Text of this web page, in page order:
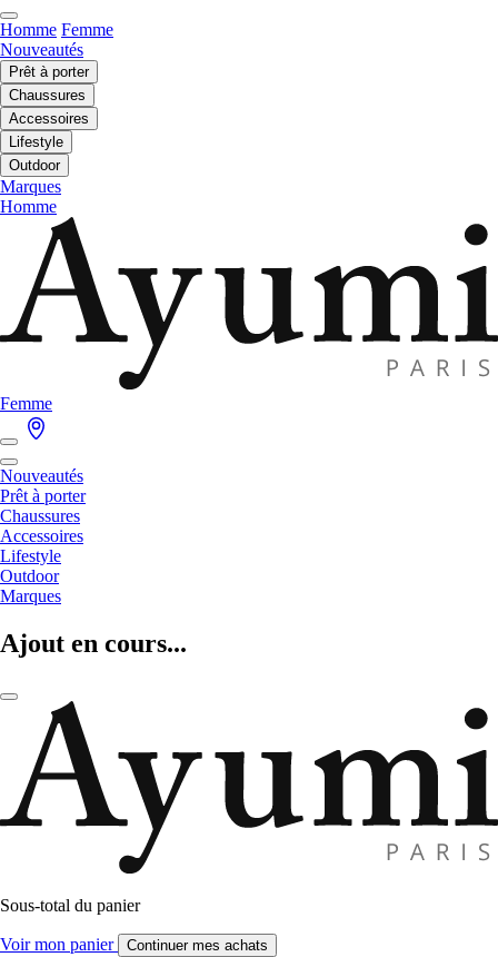
Homme Femme
Nouveautés
Prêt à porter
Chaussures
Accessoires
Lifestyle
Outdoor
Marques
Homme
Femme
Nouveautés
Prêt à porter
Chaussures
Accessoires
Lifestyle
Outdoor
Marques
Ajout en cours...
Sous-total du panier
Voir mon panier Continuer mes achats